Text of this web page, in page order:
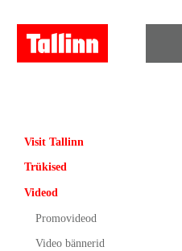
Visit Tallinn
Trükised
Videod
Promovideod
Video bännerid